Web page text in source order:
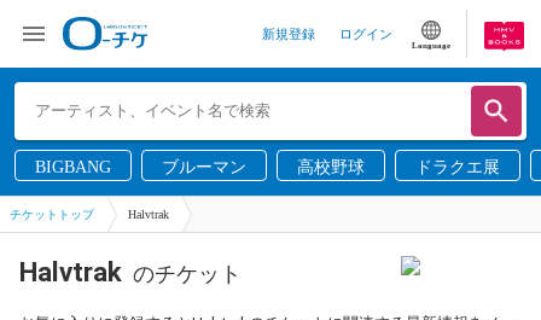
新規登録 ログイン
Language
BIGBANG ブルーマン 高校野球 ドラクエ展
チケットトップ Halvtrak
Halvtrak のチケット